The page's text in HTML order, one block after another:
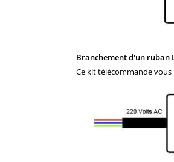
Branchement d'un ruban
Ce kit télécommande